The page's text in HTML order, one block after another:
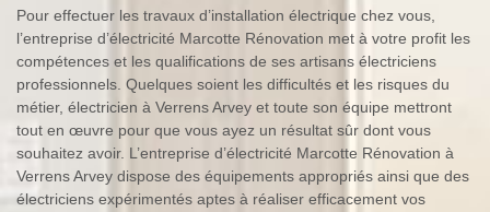
Pour effectuer les travaux d’installation électrique chez vous,
l’entreprise d’électricité Marcotte Rénovation met à votre profit les
compétences et les qualifications de ses artisans électriciens
professionnels. Quelques soient les difficultés et les risques du
métier, électricien à Verrens Arvey et toute son équipe mettront
tout en œuvre pour que vous ayez un résultat sûr dont vous
souhaitez avoir. L’entreprise d’électricité Marcotte Rénovation à
Verrens Arvey dispose des équipements appropriés ainsi que des
électriciens expérimentés aptes à réaliser efficacement vos